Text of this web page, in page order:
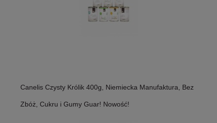
Canelis Czysty Królik 400g, Niemiecka Manufaktura, Bez
Zbóż, Cukru i Gumy Guar! Nowość!